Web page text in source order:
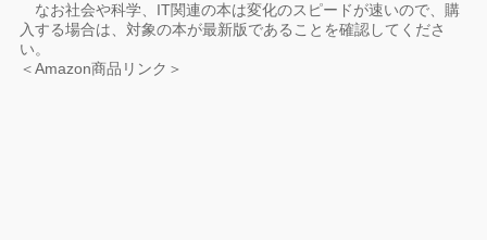
なお社会や科学、IT関連の本は変化のスピードが速いので、購
入する場合は、対象の本が最新版であることを確認してくださ
い。
＜Amazon商品リンク＞